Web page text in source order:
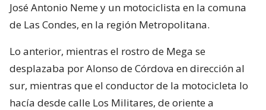
José Antonio Neme y un motociclista en la comuna
de Las Condes, en la región Metropolitana.
Lo anterior, mientras el rostro de Mega se
desplazaba por Alonso de Córdova en dirección al
sur, mientras que el conductor de la motocicleta lo
hacía desde calle Los Militares, de oriente a